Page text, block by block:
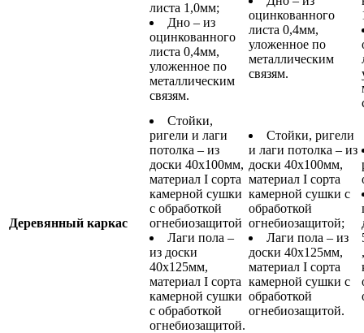
листа 1,0мм;
Дно – из
оцинкованного
листа 0,4мм,
уложенное по
металлическим
связям.
оцинкованного
листа 0,4мм,
уложенное по
металлическим
связям.
Деревянный каркас
Стойки,
ригели и лаги
потолка – из
доски 40х100мм,
материал I сорта
камерной сушки
с обработкой
огнебиозащитой
Лаги пола –
из доски
40х125мм,
материал I сорта
камерной сушки
с обработкой
огнебиозащитой.
Стойки, ригели
и лаги потолка – из
доски 40х100мм,
материал I сорта
камерной сушки с
обработкой
огнебиозащитой;
Лаги пола – из
доски 40х125мм,
материал I сорта
камерной сушки с
обработкой
огнебиозащитой.